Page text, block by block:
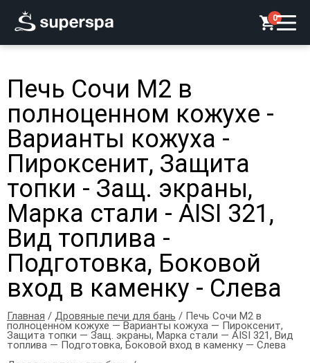
0
Печь Сочи М2 в
полноценном кожухе -
Варианты кожуха -
Пироксенит, Защита
топки - Защ. экраны,
Марка стали - AISI 321,
Вид топлива -
Подготовка, Боковой
вход в каменку - Слева
Главная / Дровяные печи для бань / Печь Сочи М2 в
полноценном кожухе — Варианты кожуха — Пироксенит,
Защита топки — Защ. экраны, Марка стали — AISI 321, Вид
топлива — Подготовка, Боковой вход в каменку — Слева